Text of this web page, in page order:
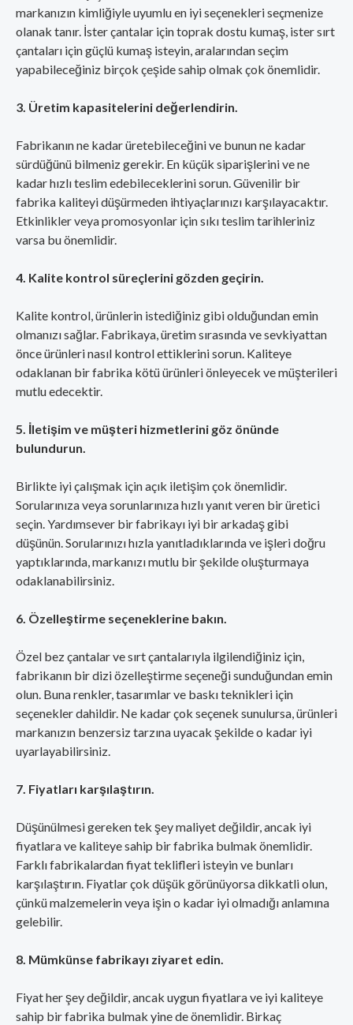
markanızın kimliğiyle uyumlu en iyi seçenekleri seçmenize
olanak tanır. İster çantalar için toprak dostu kumaş, ister sırt
çantaları için güçlü kumaş isteyin, aralarından seçim
yapabileceğiniz birçok çeşide sahip olmak çok önemlidir.
3. Üretim kapasitelerini değerlendirin.
Fabrikanın ne kadar üretebileceğini ve bunun ne kadar
sürdüğünü bilmeniz gerekir. En küçük siparişlerini ve ne
kadar hızlı teslim edebileceklerini sorun. Güvenilir bir
fabrika kaliteyi düşürmeden ihtiyaçlarınızı karşılayacaktır.
Etkinlikler veya promosyonlar için sıkı teslim tarihleriniz
varsa bu önemlidir.
4. Kalite kontrol süreçlerini gözden geçirin.
Kalite kontrol, ürünlerin istediğiniz gibi olduğundan emin
olmanızı sağlar. Fabrikaya, üretim sırasında ve sevkiyattan
önce ürünleri nasıl kontrol ettiklerini sorun. Kaliteye
odaklanan bir fabrika kötü ürünleri önleyecek ve müşterileri
mutlu edecektir.
5. İletişim ve müşteri hizmetlerini göz önünde
bulundurun.
Birlikte iyi çalışmak için açık iletişim çok önemlidir.
Sorularınıza veya sorunlarınıza hızlı yanıt veren bir üretici
seçin. Yardımsever bir fabrikayı iyi bir arkadaş gibi
düşünün. Sorularınızı hızla yanıtladıklarında ve işleri doğru
yaptıklarında, markanızı mutlu bir şekilde oluşturmaya
odaklanabilirsiniz.
6. Özelleştirme seçeneklerine bakın.
Özel bez çantalar ve sırt çantalarıyla ilgilendiğiniz için,
fabrikanın bir dizi özelleştirme seçeneği sunduğundan emin
olun. Buna renkler, tasarımlar ve baskı teknikleri için
seçenekler dahildir. Ne kadar çok seçenek sunulursa, ürünleri
markanızın benzersiz tarzına uyacak şekilde o kadar iyi
uyarlayabilirsiniz.
7. Fiyatları karşılaştırın.
Düşünülmesi gereken tek şey maliyet değildir, ancak iyi
fiyatlara ve kaliteye sahip bir fabrika bulmak önemlidir.
Farklı fabrikalardan fiyat teklifleri isteyin ve bunları
karşılaştırın. Fiyatlar çok düşük görünüyorsa dikkatli olun,
çünkü malzemelerin veya işin o kadar iyi olmadığı anlamına
gelebilir.
8. Mümkünse fabrikayı ziyaret edin.
Fiyat her şey değildir, ancak uygun fiyatlara ve iyi kaliteye
sahip bir fabrika bulmak yine de önemlidir. Birkaç